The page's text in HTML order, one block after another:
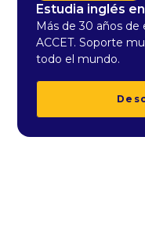
Estudia inglés
Más de 30 años
ACCET. Soporte
todo el mundo.